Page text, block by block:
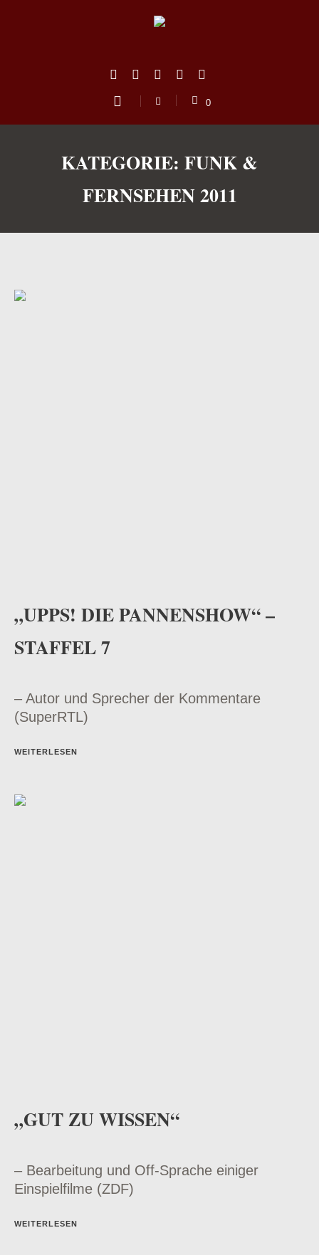
0
KATEGORIE: FUNK &
FERNSEHEN 2011
„UPPS! DIE PANNENSHOW“ –
STAFFEL 7
– Autor und Sprecher der Kommentare
(SuperRTL)
WEITERLESEN
„GUT ZU WISSEN“
– Bearbeitung und Off-Sprache einiger
Einspielfilme (ZDF)
WEITERLESEN